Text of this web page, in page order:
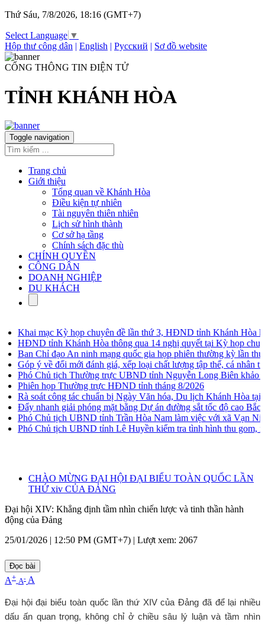
Thứ Sáu, 7/8/2026, 18:16 (GMT+7)
Select Language ▼
Hộp thư công dân | English | Русский | Sơ đồ website
CỔNG THÔNG TIN ĐIỆN TỬ
TỈNH KHÁNH HÒA
Toggle navigation
Trang chủ
Giới thiệu
Tổng quan về Khánh Hòa
Điều kiện tự nhiên
Tài nguyên thiên nhiên
Lịch sử hình thành
Cơ sở hạ tầng
Chính sách đặc thù
CHÍNH QUYỀN
CÔNG DÂN
DOANH NGHIỆP
DU KHÁCH
Khai mạc Kỳ họp chuyên đề lần thứ 3, HĐND tỉnh Khánh Hòa
HĐND tỉnh Khánh Hòa thông qua 14 nghị quyết tại Kỳ họp chuyên
Ban Chỉ đạo An ninh mạng quốc gia họp phiên thường kỳ lần thứ hai
Góp ý về đổi mới đánh giá, xếp loại chất lượng tập thể, cá nhân
Phó Chủ tịch Thường trực UBND tỉnh Nguyễn Long Biên khảo sát
Phiên họp Thường trực HĐND tỉnh tháng 8/2026
Rà soát công tác chuẩn bị Ngày Văn hóa, Du lịch Khánh Hòa tại
Đẩy nhanh giải phóng mặt bằng Dự án đường sắt tốc độ cao Bắc -
Phó Chủ tịch UBND tỉnh Trần Hòa Nam làm việc với xã Vạn Ninh
Phó Chủ tịch UBND tỉnh Lê Huyền kiểm tra tình hình thu gom, xử
CHÀO MỪNG ĐẠI HỘI ĐẠI BIỂU TOÀN QUỐC LẦN
THỨ xiv CỦA ĐẢNG
Đại hội XIV: Khẳng định tầm nhìn chiến lược và tinh thần hành
động của Đảng
25/01/2026 | 12:50 PM (GMT+7) | Lượt xem: 2067
Đọc bài
A+ A- A
Đại hội đại biểu toàn quốc lần thứ XIV của Đảng đã để lại nhiều
dấu ấn quan trọng, không chỉ ở chiều sâu lý luận và tầm nhìn